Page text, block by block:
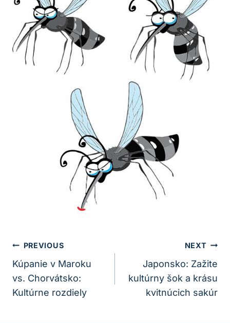
Navigácia
V
Článku
PREVIOUS
Kúpanie v Maroku
vs. Chorvátsko:
Kultúrne rozdiely
NEXT
Japonsko: Zažite
kultúrny šok a krásu
kvitnúcich sakúr